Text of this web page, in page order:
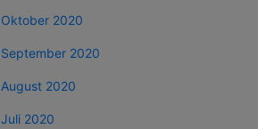
Oktober 2020
September 2020
August 2020
Juli 2020